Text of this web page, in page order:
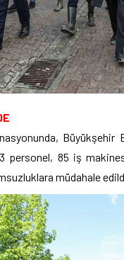
personel, 85 iş
müdahale